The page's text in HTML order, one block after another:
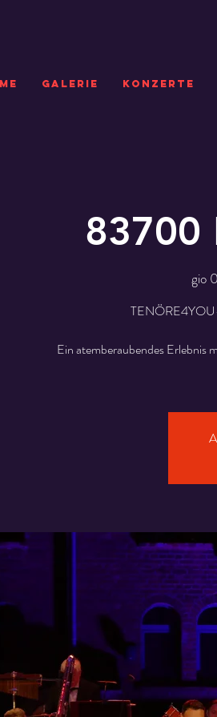
GALERIE KONZERTE
83700
gio
Ein atemberaubendes Erlebnis